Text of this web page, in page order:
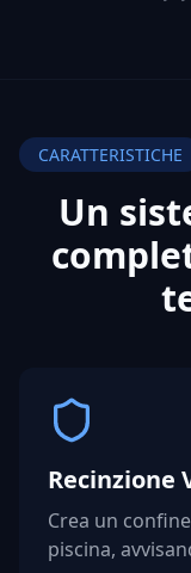
CARATTERISTICHE
Un
Recinzione
Crea un
piscina,